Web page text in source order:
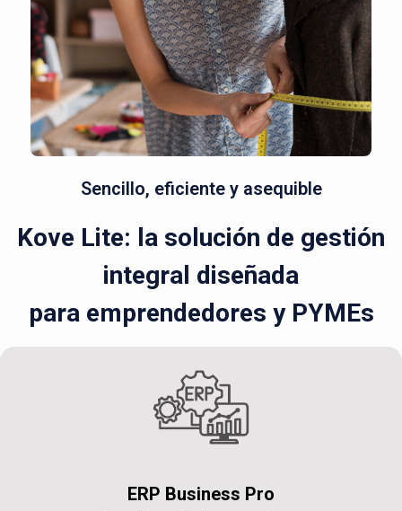
Sencillo, eficiente y asequible
Kove Lite: la solución de gestión
integral diseñada
para emprendedores y PYMEs
ERP Business Pro